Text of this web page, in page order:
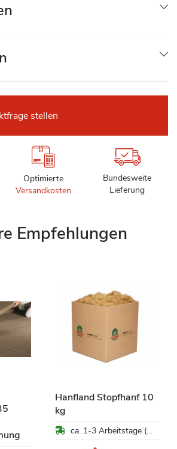
stellen
Optimierte
Versandkosten
Bundesweite
Lieferung
Empfehlungen
Hanfland Stopfhanf 10
kg
ca. 1-3 Arbeitstage (Mo-Fr)